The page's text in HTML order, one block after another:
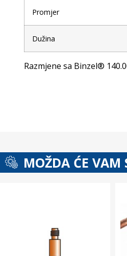
Promjer
Dužina
Razmjene sa Binzel®
MOŽDA ĆE VAM